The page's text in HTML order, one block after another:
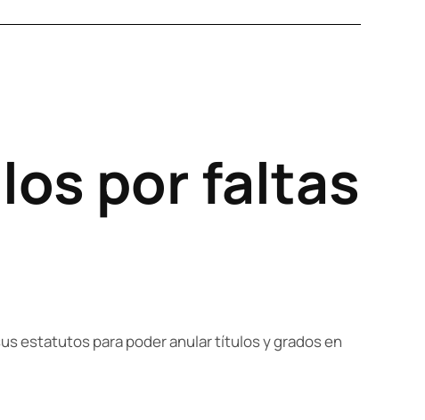
por faltas
estatutos para poder anular títulos y grados en